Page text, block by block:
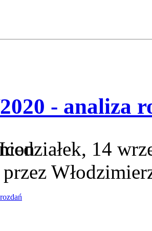
- analiza
14